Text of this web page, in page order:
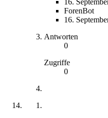
16.
ForenBot
16.
Antworten
0
Zugriffe
0